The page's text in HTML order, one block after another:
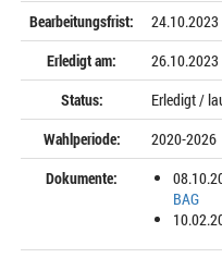
Bearbeitungsfrist:
24.10.2023
Erledigt am:
26.10.2023
Status:
Erledigt /
Wahlperiode:
2020-2026
Dokumente:
BAG